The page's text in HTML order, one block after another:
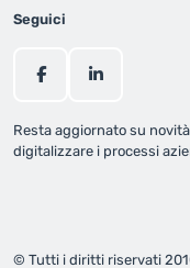
Seguici
Resta aggiornato su
digitalizzare i processi
© Tutti i diritti riservati